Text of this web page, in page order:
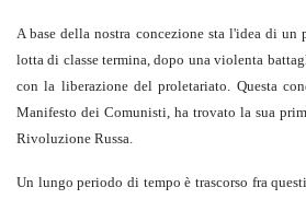
A base della nostra concezione sta l'idea di un
lotta di classe termina, dopo una violenta
con la liberazione del proletariato. Questa
Manifesto dei Comunisti, ha trovato la sua
Rivoluzione Russa.
Un lungo periodo di tempo è trascorso fra